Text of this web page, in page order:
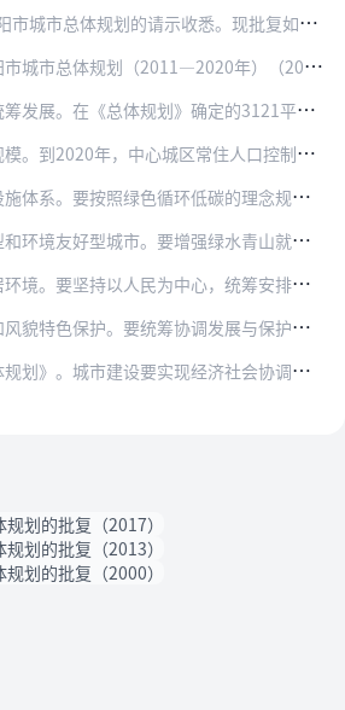
你
省关于报请审批贵阳市城市总体规划的请示收悉。现批复如下：
划（2011—2020年）（2017年修订）》（以下简称《总体规划》）。
平方公里城市规划区范围内，实行城乡统一规划管理。加强城中村和城乡结合部地区的规划建设管理，城镇基础设施、公共服…
控制在400万人以内，城市建设用地控制在380平方公里以内。要贯彻落实城乡规划法关于先规划后建设的原则，禁止在《…
划建设城市基础设施。进一步完善公路、铁路、机场等交通基础设施，加强城市内外交通衔接。根据实际需求科学论证轨道交通…
是金山银山的意识，坚持节约资源和保护环境的基本国策。按照促进生产空间集约高效、生活空间宜居适度、生态空间山清水秀…
关系人民群众切身利益的教育、医疗、市政等公共服务设施的规划布局和建设。加快建立多主体供给、多渠道保障、租购并举的…
的关系，按照整体保护的原则，切实保护好城市传统风貌和格局。要落实历史文化遗产保护和紫线管理要求，重点保护好各级文…
发展，物质文明和精神文明共同进步。城市管理要健全民主法治，坚持依法治市，构建和谐社会，提高治理体系和治理能力现代…
划的批复（2017）
划的批复（2013）
划的批复（2000）